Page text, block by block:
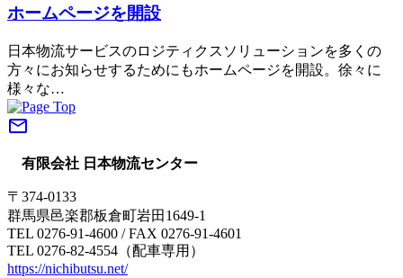
ホームページを開設
日本物流サービスのロジティクスソリューションを多くの
方々にお知らせするためにもホームページを開設。徐々に
様々な…
mail_outline
有限会社 日本物流センター
〒374-0133
群馬県邑楽郡板倉町岩田1649-1
TEL 0276-91-4600 / FAX 0276-91-4601
TEL 0276-82-4554（配車専用）
https://nichibutsu.net/